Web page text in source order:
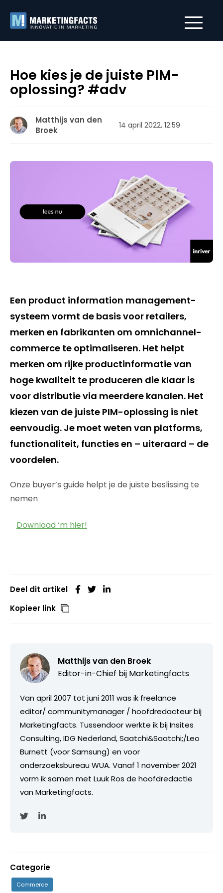
Hoe kies je de juiste PIM-
oplossing? #adv
Matthijs van den
Broek
14 april 2022, 12:59
Een product information management-
systeem vormt de basis voor retailers,
merken en fabrikanten om omnichannel-
commerce te optimaliseren. Het helpt
merken om rijke productinformatie van
hoge kwaliteit te produceren die klaar is
voor distributie via meerdere kanalen. Het
kiezen van de juiste PIM-oplossing is niet
eenvoudig. Je moet weten van platforms,
functionaliteit, functies en – uiteraard – de
voordelen.
Onze buyer’s guide helpt je de juiste beslissing te
nemen
Download ‘m hier!
Deel dit artikel
Kopieer link
Matthijs van den Broek
Editor-in-Chief bij Marketingfacts
Van april 2007 tot juni 2011 was ik freelance
editor/ communitymanager / hoofdredacteur bij
Marketingfacts. Tussendoor werkte ik bij Insites
Consulting, IDG Nederland, Saatchi&Saatchi;/Leo
Burnett (voor Samsung) en voor
onderzoeksbureau WUA. Vanaf 1 november 2021
vorm ik samen met Luuk Ros de hoofdredactie
van Marketingfacts.
Categorie
Commerce